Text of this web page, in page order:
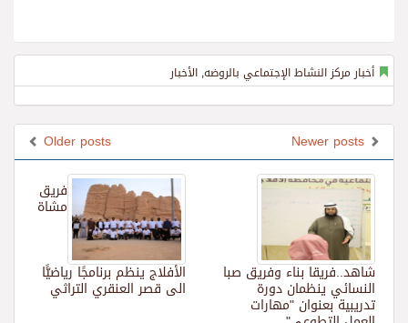
أخبار مركز النشاط الإجتماعي بالروضه, الأخبار
Older posts
فريق
مشاة
الأفلاج ينظم برنامجًا رياضيًّا
الى قصر العنقري التراثي
شاهد..فريقا بناء وفريق صبا
النسائي ينظمان دورة
تدريبية بعنوان "مهارات